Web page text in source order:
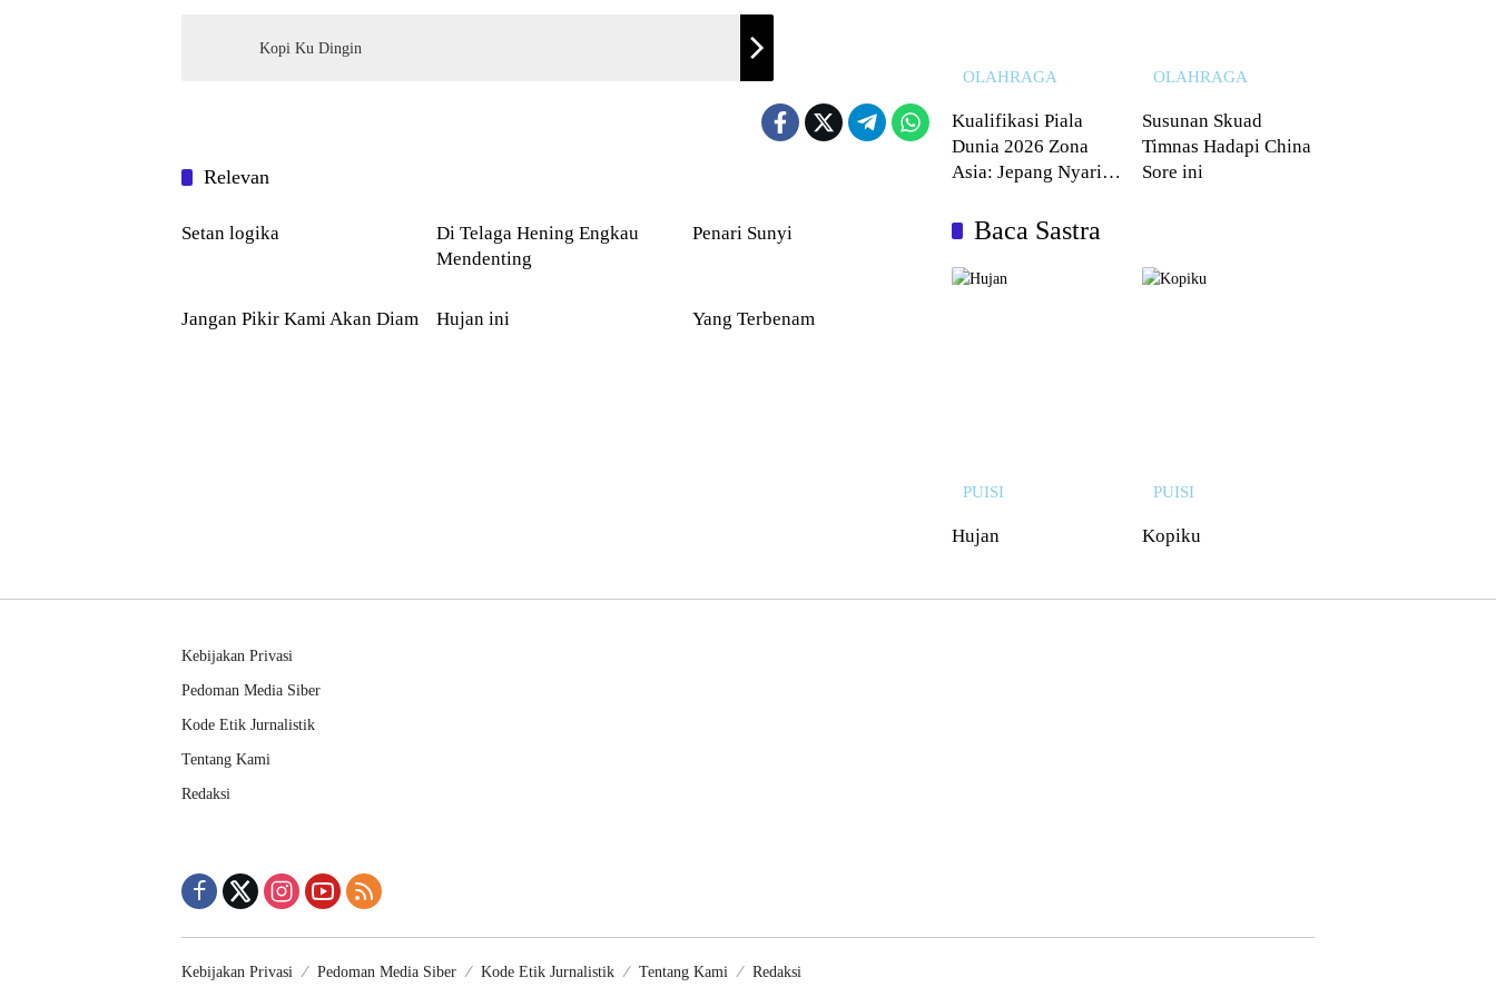
Kopi Ku Dingin
Relevan
PUISI
Setan logika
Di Telaga Hening Engkau
Mendenting
Penari Sunyi
Jangan Pikir Kami Akan Diam Hujan ini Yang Terbenam
OLAHRAGA
Kualifikasi Piala
Dunia 2026 Zona
Asia: Jepang Nyaris
OLAHRAGA
Susunan Skuad
Timnas Hadapi China
Sore ini
Baca Sastra
PUISI
Hujan
PUISI
Kopiku
Kebijakan Privasi
Pedoman Media Siber
Kode Etik Jurnalistik
Tentang Kami
Redaksi
Kebijakan Privasi Pedoman Media Siber Kode Etik Jurnalistik Tentang Kami Redaksi